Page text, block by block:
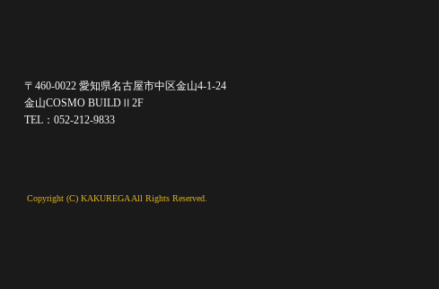
〒460-0022 愛知県名古屋市中区金山4-1-24
金山COSMO BUILDⅡ2F
TEL：052-212-9833
Copyright (C) KAKUREGA All Rights Reserved.